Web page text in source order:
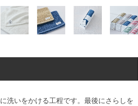
洗いをかける工程です。最後にさらしを